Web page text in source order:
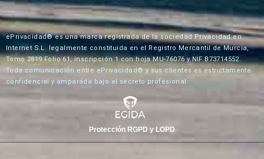
ePrivacidad® es una marca registrada de la sociedad Privacidad en
Internet S.L. legalmente constituida en el Registro Mercantil de Murcia,
Tomo 2819 Folio 61, inscripción 1 con hoja MU-76076 y NIF B73714552.
Toda comunicación entre ePrivacidad® y sus clientes es estrictamente
confidencial y amparada bajo el secreto profesional.
Protección RGPD y LOPD